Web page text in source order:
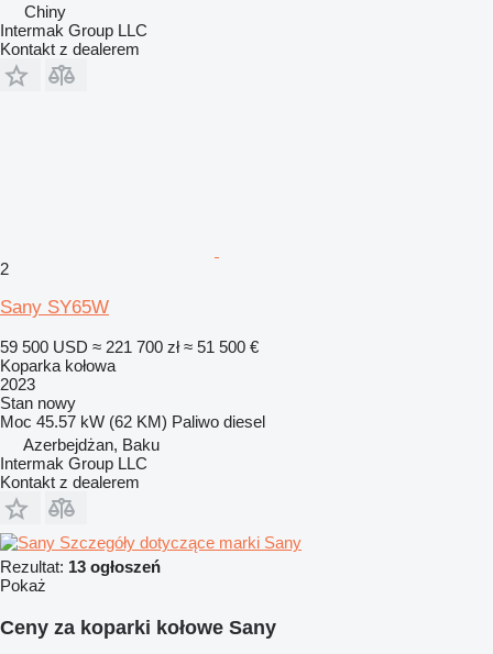
Chiny
Intermak Group LLC
Kontakt z dealerem
2
Sany SY65W
59 500 USD ≈ 221 700 zł ≈ 51 500 €
Koparka kołowa
2023
Stan nowy
Moc 45.57 kW (62 KM) Paliwo diesel
Azerbejdżan, Baku
Intermak Group LLC
Kontakt z dealerem
Szczegóły dotyczące marki Sany
Rezultat: 13 ogłoszeń
Pokaż
Ceny za koparki kołowe Sany